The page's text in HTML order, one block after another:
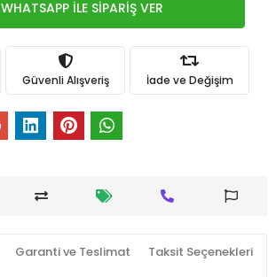
WHATSAPP İLE SİPARİŞ VER
Güvenli Alışveriş İade ve Değişim
Garanti ve Teslimat Taksit Seçenekleri